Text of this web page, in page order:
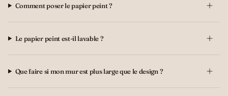
Comment poser le papier peint ?
Le papier peint est-il lavable ?
Que faire si mon mur est plus large que le design ?